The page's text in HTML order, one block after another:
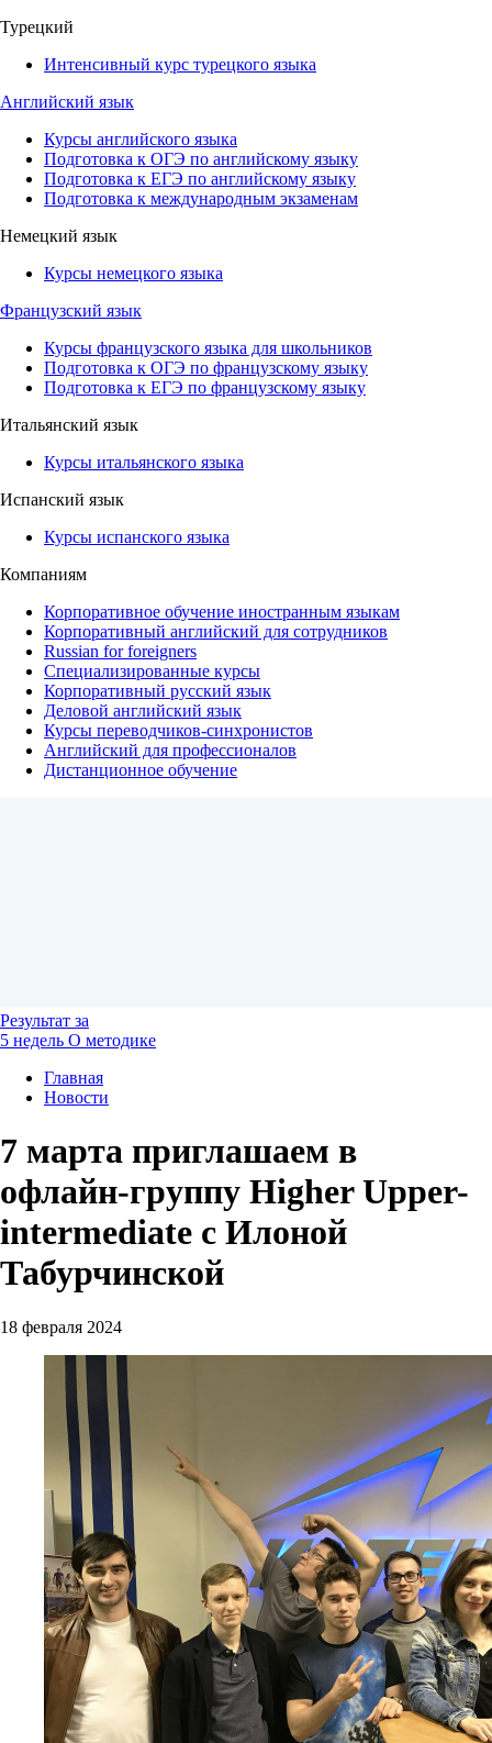
Турецкий
Интенсивный курс турецкого языка
Английский язык
Курсы английского языка
Подготовка к ОГЭ по английскому языку
Подготовка к ЕГЭ по английскому языку
Подготовка к международным экзаменам
Немецкий язык
Курсы немецкого языка
Французский язык
Курсы французского языка для школьников
Подготовка к ОГЭ по французскому языку
Подготовка к ЕГЭ по французскому языку
Итальянский язык
Курсы итальянского языка
Испанский язык
Курсы испанского языка
Компаниям
Корпоративное обучение иностранным языкам
Корпоративный английский для сотрудников
Russian for foreigners
Специализированные курсы
Корпоративный русский язык
Деловой английский язык
Курсы переводчиков-синхронистов
Английский для профессионалов
Дистанционное обучение
Результат за
5 недель О методике
Главная
Новости
7 марта приглашаем в
офлайн-группу Higher Upper-
intermediate с Илоной
Табурчинской
18 февраля 2024